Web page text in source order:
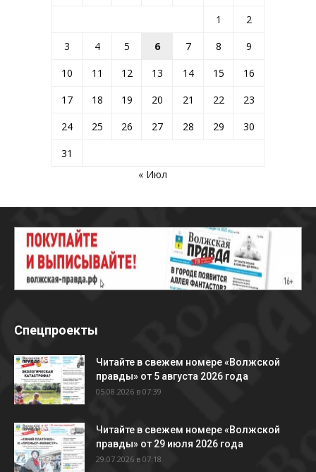
1
2
3
4 5 6 7 8
9
10
11 12 13 14 15
16
17
18 19 20 21 22
23
24
25 26 27 28 29
30
31
« Июл
Спецпроекты
Читайте в свежем номере «Волжской
правды» от 5 августа 2026 года
05.08.2026 в 07:39
Читайте в свежем номере «Волжской
правды» от 29 июля 2026 года
29.07.2026 в 07:18